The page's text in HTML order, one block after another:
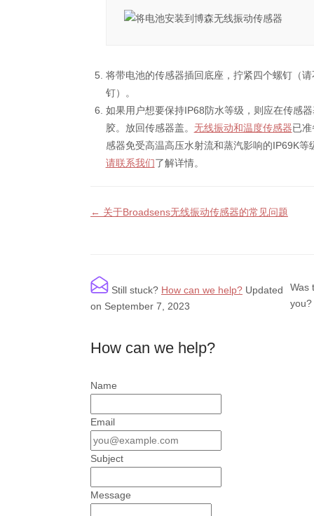
将带电池的传感器插回底座，拧紧四个螺钉（
钉）。
如果用户想要保持IP68防水等级，则应在传感
胶。放回传感器盖。 无线振动和温度传感器已
感器免受高温高压水射流和蒸汽影响的IP69K等
请联系我们了解详情。
Doc
← 关于Broadsens无线振动传感器的常见问题
Still stuck? How can we help? Updated
on September 7, 2023
Was
you?
How can we help?
Name
Email
Subject
Message